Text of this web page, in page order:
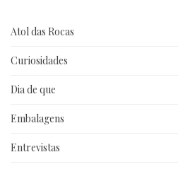
Atol das Rocas
Curiosidades
Dia de que
Embalagens
Entrevistas